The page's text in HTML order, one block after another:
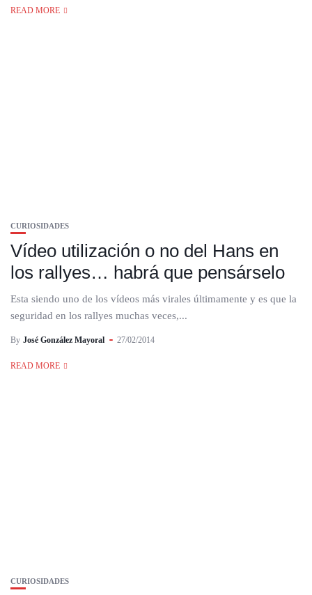
READ MORE
CURIOSIDADES
Vídeo utilización o no del Hans en
los rallyes… habrá que pensárselo
Esta siendo uno de los vídeos más virales últimamente y es que la
seguridad en los rallyes muchas veces,...
By José González Mayoral 27/02/2014
READ MORE
CURIOSIDADES